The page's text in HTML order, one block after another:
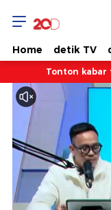
Home detik TV
Tonton kabar